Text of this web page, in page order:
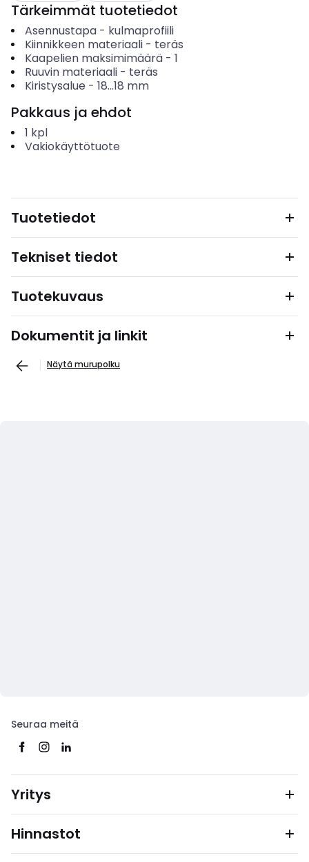
Tärkeimmät tuotetiedot
Asennustapa- kulmaprofiili
Kiinnikkeen materiaali- teräs
Kaapelien maksimimäärä- 1
Ruuvin materiaali- teräs
Kiristysalue - 18...18 mm
Pakkaus ja ehdot
1 kpl
Vakiokäyttötuote
Tuotetiedot
Tekniset tiedot
Tuotekuvaus
Dokumentit ja linkit
Näytä murupolku
Seuraa meitä
Yritys
Hinnastot